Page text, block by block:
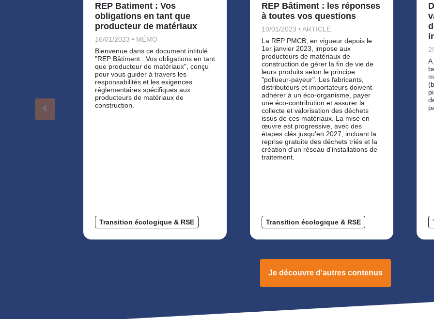
keyboard_arrow_left
REP Batiment : Vos
obligations en tant que
producteur de matériaux
16/01/2023 • MÉMO
Bienvenue dans ce document intitulé
"REP Bâtiment : Vos obligations en tant
que producteur de matériaux", conçu
pour vous guider à travers les
responsabilités et les exigences
réglementaires spécifiques aux
producteurs de matériaux de
construction.
Transition écologique & RSE
REP Bâtiment : les réponses
à toutes vos questions
10/01/2023 • ARTICLE
La REP PMCB, en vigueur depuis le
1er janvier 2023, impose aux
producteurs de matériaux de
construction de gérer la fin de vie de
leurs produits selon le principe
"pollueur-payeur". Les fabricants,
distributeurs et importateurs doivent
adhérer à un éco-organisme, payer
une éco-contribution et assurer la
collecte et valorisation des déchets
issus de ces matériaux. La mise en
œuvre est progressive, avec des
étapes clés jusqu'en 2027, incluant la
reprise gratuite des déchets triés et la
création d'un réseau d'installations de
traitement.
Transition écologique & RSE
Je découvre d'autres contenus